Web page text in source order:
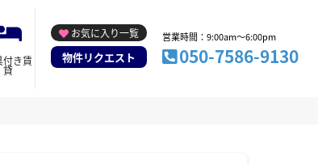
付き賃
貸
お気に入り一覧
物件リクエスト
営業時間：9:00am～6:00pm
050-7586-9130